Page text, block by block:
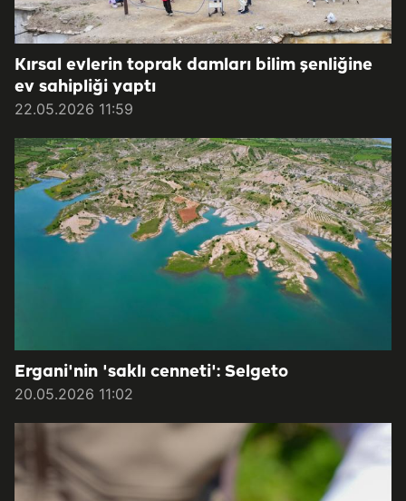
Kırsal evlerin toprak damları bilim şenliğine
ev sahipliği yaptı
22.05.2026 11:59
Ergani'nin 'saklı cenneti': Selgeto
20.05.2026 11:02